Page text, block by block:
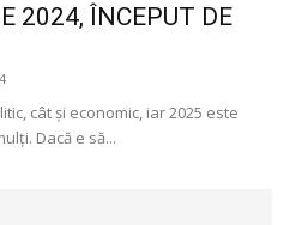
2024, ÎNCEPUT DE
cât și economic, iar 2025 este
Dacă e să...